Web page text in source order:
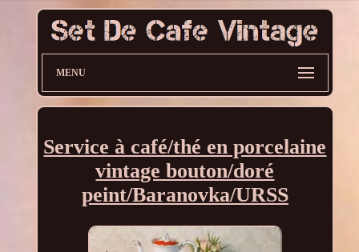
MENU
Service à café/thé en porcelaine
vintage bouton/doré
peint/Baranovka/URSS